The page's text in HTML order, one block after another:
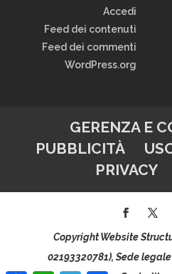
Accedi
Feed dei contenuti
Feed dei commenti
WordPress.org
GERENZA E
PUBBLICITÀ
PRIVACY
Copyright Website
02193320781), Sede